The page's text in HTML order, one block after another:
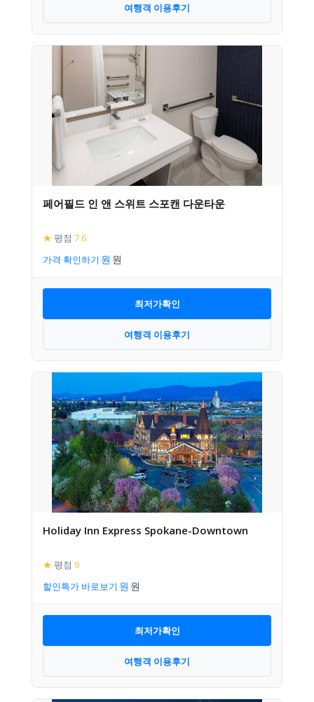
여행객 이용후기
페어필드 인 앤 스위트 스포캔 다운타운
★ 평점 7.6
가격 확인하기
최저가확인
여행객 이용후기
Holiday Inn Express Spokane-Downtown
★ 평점 9
할인특가 바로보기
최저가확인
여행객 이용후기